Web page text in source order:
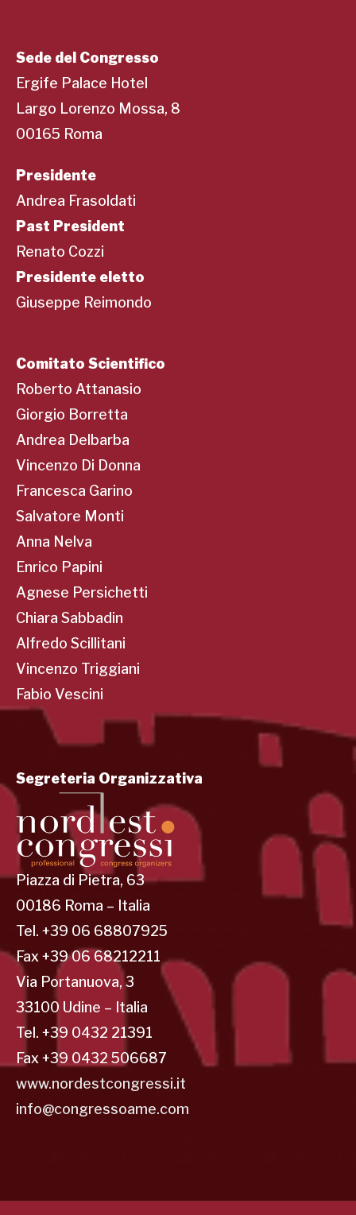
Sede del Congresso
Ergife Palace Hotel
Largo Lorenzo Mossa, 8
00165 Roma
Presidente
Andrea Frasoldati
Past President
Renato Cozzi
Presidente eletto
Giuseppe Reimondo
Comitato Scientifico
Roberto Attanasio
Giorgio Borretta
Andrea Delbarba
Vincenzo Di Donna
Francesca Garino
Salvatore Monti
Anna Nelva
Enrico Papini
Agnese Persichetti
Chiara Sabbadin
Alfredo Scillitani
Vincenzo Triggiani
Fabio Vescini
Segreteria Organizzativa
Piazza di Pietra, 63
00186 Roma – Italia
Tel. +39 06 68807925
Fax +39 06 68212211
Via Portanuova, 3
33100 Udine – Italia
Tel. +39 0432 21391
Fax +39 0432 506687
www.nordestcongressi.it
info@congressoame.com